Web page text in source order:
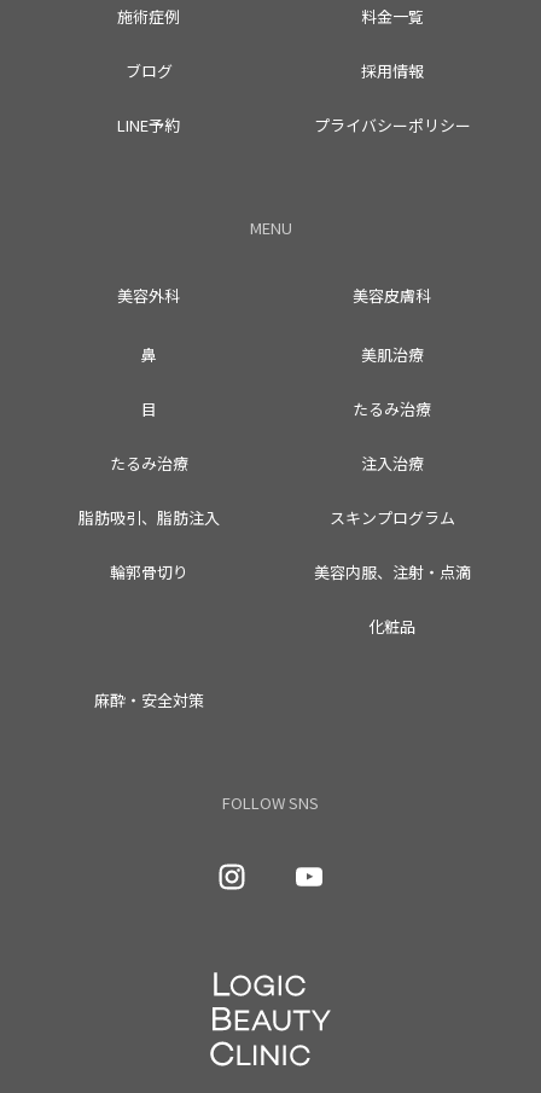
施術症例 料金一覧
ブログ 採用情報
LINE予約 プライバシーポリシー
MENU
美容外科
鼻
目
たるみ治療
脂肪吸引、脂肪注入
輪郭骨切り
美容皮膚科
美肌治療
たるみ治療
注入治療
スキンプログラム
美容内服、注射・点滴
化粧品
麻酔・安全対策
FOLLOW SNS